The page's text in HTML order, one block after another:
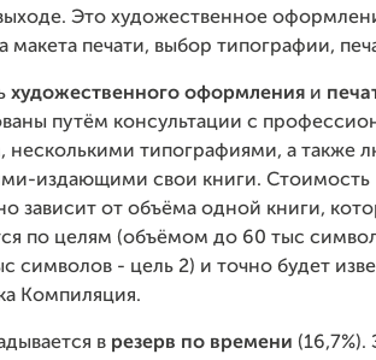
Это художественное
макета печати, выбор типографии,
художественного оформления и
путём консультации с
несколькими типографиями, а также
издающими свои книги. Стоимость
зависит от объёма одной книги,
по целям (объёмом до 60 тыс
символов - цель 2) и точно будет
Компиляция.
в резерв по времени (16,7%).